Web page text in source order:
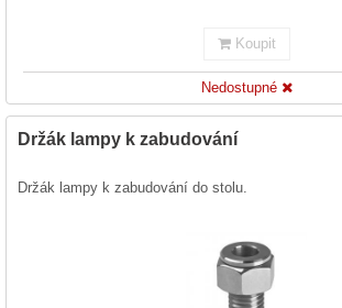
Koupit
Nedostupné
Držák lampy k zabudování
Držák lampy k zabudování do stolu.